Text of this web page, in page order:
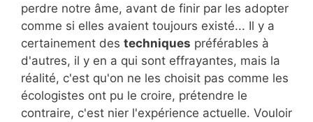
perdre notre âme, avant de finir par les adopter
comme si elles avaient toujours existé... Il y a
certainement des techniques préférables à
d'autres, il y en a qui sont effrayantes, mais la
réalité, c'est qu'on ne les choisit pas comme les
écologistes ont pu le croire, prétendre le
contraire, c'est nier l'expérience actuelle. Vouloir